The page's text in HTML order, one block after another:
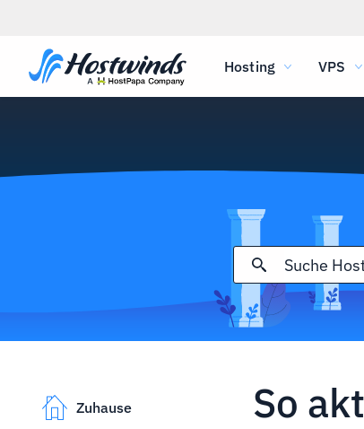
Hosting VPS
Zuhause So